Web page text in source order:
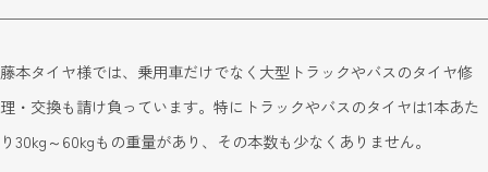
藤本タイヤ様では、乗用車だけでなく大型トラックやバスのタイヤ修
理・交換も請け負っています。特にトラックやバスのタイヤは1本あた
り30kg～60kgもの重量があり、その本数も少なくありません。